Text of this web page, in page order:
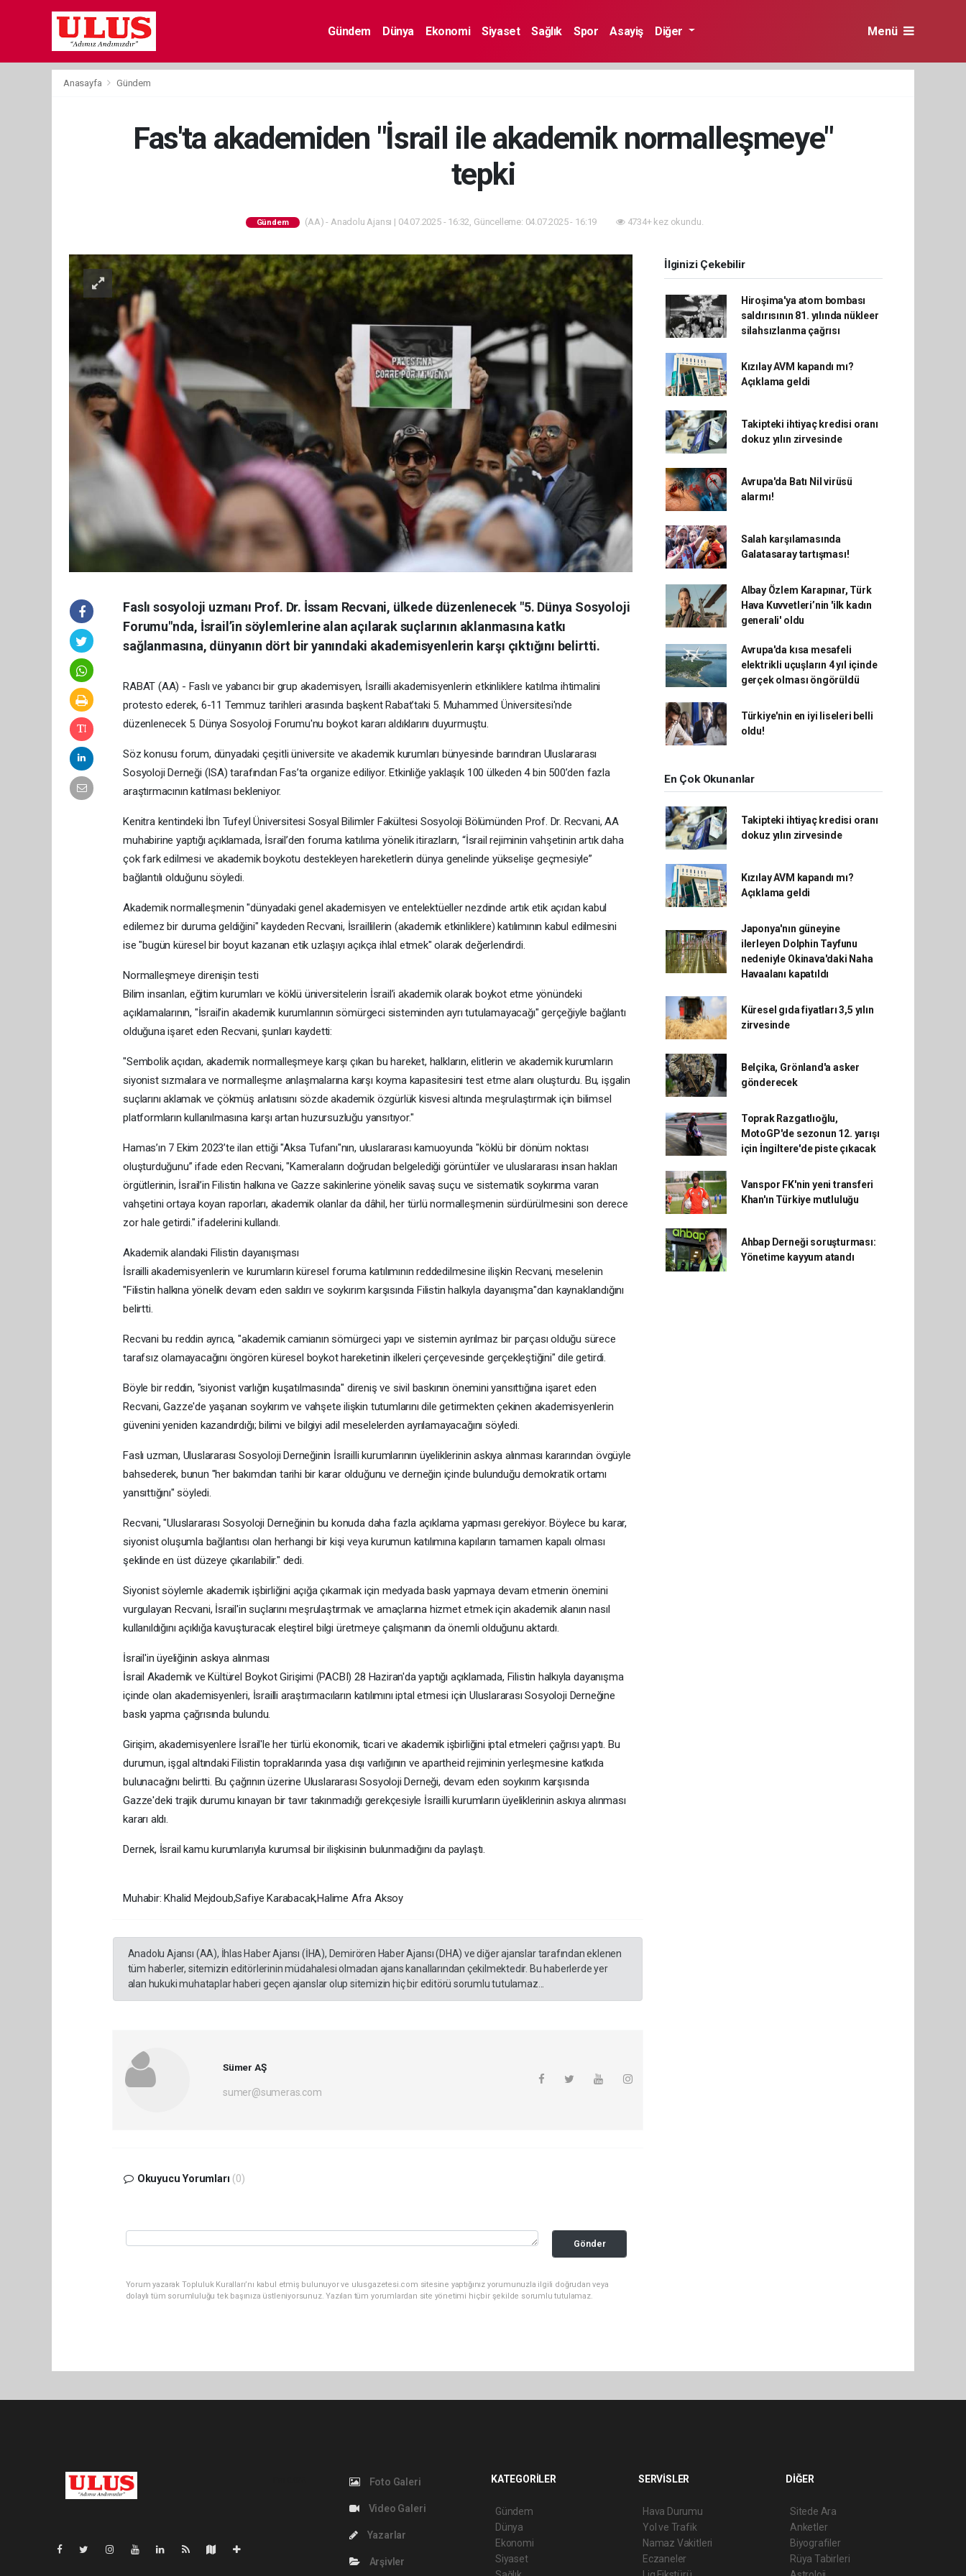
Gündem Dünya Ekonomi Siyaset Sağlık Spor Asayiş Diğer Menü
Anasayfa Gündem
Fas'ta akademiden "İsrail ile akademik normalleşmeye"
tepki
Gündem (AA) - Anadolu Ajansı | 04.07.2025 - 16:32, Güncelleme: 04.07.2025 - 16:19 4734+ kez okundu.
Faslı sosyoloji uzmanı Prof. Dr. İssam Recvani, ülkede düzenlenecek "5. Dünya Sosyoloji
Forumu"nda, İsrail’in söylemlerine alan açılarak suçlarının aklanmasına katkı
sağlanmasına, dünyanın dört bir yanındaki akademisyenlerin karşı çıktığını belirtti.
RABAT (AA) - Faslı ve yabancı bir grup akademisyen, İsrailli akademisyenlerin etkinliklere katılma ihtimalini
protesto ederek, 6-11 Temmuz tarihleri arasında başkent Rabat’taki 5. Muhammed Üniversitesi'nde
düzenlenecek 5. Dünya Sosyoloji Forumu'nu boykot kararı aldıklarını duyurmuştu.
Söz konusu forum, dünyadaki çeşitli üniversite ve akademik kurumları bünyesinde barındıran Uluslararası
Sosyoloji Derneği (ISA) tarafından Fas’ta organize ediliyor. Etkinliğe yaklaşık 100 ülkeden 4 bin 500’den fazla
araştırmacının katılması bekleniyor.
Kenitra kentindeki İbn Tufeyl Üniversitesi Sosyal Bilimler Fakültesi Sosyoloji Bölümünden Prof. Dr. Recvani, AA
muhabirine yaptığı açıklamada, İsrail’den foruma katılıma yönelik itirazların, “İsrail rejiminin vahşetinin artık daha
çok fark edilmesi ve akademik boykotu destekleyen hareketlerin dünya genelinde yükselişe geçmesiyle”
bağlantılı olduğunu söyledi.
Akademik normalleşmenin "dünyadaki genel akademisyen ve entelektüeller nezdinde artık etik açıdan kabul
edilemez bir duruma geldiğini" kaydeden Recvani, İsraillilerin (akademik etkinliklere) katılımının kabul edilmesini
ise "bugün küresel bir boyut kazanan etik uzlaşıyı açıkça ihlal etmek" olarak değerlendirdi.
Normalleşmeye direnişin testi
Bilim insanları, eğitim kurumları ve köklü üniversitelerin İsrail’i akademik olarak boykot etme yönündeki
açıklamalarının, "İsrail’in akademik kurumlarının sömürgeci sisteminden ayrı tutulamayacağı" gerçeğiyle bağlantı
olduğuna işaret eden Recvani, şunları kaydetti:
"Sembolik açıdan, akademik normalleşmeye karşı çıkan bu hareket, halkların, elitlerin ve akademik kurumların
siyonist sızmalara ve normalleşme anlaşmalarına karşı koyma kapasitesini test etme alanı oluşturdu. Bu, işgalin
suçlarını aklamak ve çökmüş anlatısını sözde akademik özgürlük kisvesi altında meşrulaştırmak için bilimsel
platformların kullanılmasına karşı artan huzursuzluğu yansıtıyor."
Hamas’ın 7 Ekim 2023’te ilan ettiği "Aksa Tufanı"nın, uluslararası kamuoyunda "köklü bir dönüm noktası
oluşturduğunu” ifade eden Recvani, "Kameraların doğrudan belgelediği görüntüler ve uluslararası insan hakları
örgütlerinin, İsrail’in Filistin halkına ve Gazze sakinlerine yönelik savaş suçu ve sistematik soykırıma varan
vahşetini ortaya koyan raporları, akademik olanlar da dâhil, her türlü normalleşmenin sürdürülmesini son derece
zor hale getirdi." ifadelerini kullandı.
Akademik alandaki Filistin dayanışması
İsrailli akademisyenlerin ve kurumların küresel foruma katılımının reddedilmesine ilişkin Recvani, meselenin
"Filistin halkına yönelik devam eden saldırı ve soykırım karşısında Filistin halkıyla dayanışma"dan kaynaklandığını
belirtti.
Recvani bu reddin ayrıca, "akademik camianın sömürgeci yapı ve sistemin ayrılmaz bir parçası olduğu sürece
tarafsız olamayacağını öngören küresel boykot hareketinin ilkeleri çerçevesinde gerçekleştiğini" dile getirdi.
Böyle bir reddin, "siyonist varlığın kuşatılmasında" direniş ve sivil baskının önemini yansıttığına işaret eden
Recvani, Gazze'de yaşanan soykırım ve vahşete ilişkin tutumlarını dile getirmekten çekinen akademisyenlerin
güvenini yeniden kazandırdığı; bilimi ve bilgiyi adil meselelerden ayrılamayacağını söyledi.
Faslı uzman, Uluslararası Sosyoloji Derneğinin İsrailli kurumlarının üyeliklerinin askıya alınması kararından övgüyle
bahsederek, bunun "her bakımdan tarihi bir karar olduğunu ve derneğin içinde bulunduğu demokratik ortamı
yansıttığını" söyledi.
Recvani, "Uluslararası Sosyoloji Derneğinin bu konuda daha fazla açıklama yapması gerekiyor. Böylece bu karar,
siyonist oluşumla bağlantısı olan herhangi bir kişi veya kurumun katılımına kapıların tamamen kapalı olması
şeklinde en üst düzeye çıkarılabilir." dedi.
Siyonist söylemle akademik işbirliğini açığa çıkarmak için medyada baskı yapmaya devam etmenin önemini
vurgulayan Recvani, İsrail'in suçlarını meşrulaştırmak ve amaçlarına hizmet etmek için akademik alanın nasıl
kullanıldığını açıklığa kavuşturacak eleştirel bilgi üretmeye çalışmanın da önemli olduğunu aktardı.
İsrail'in üyeliğinin askıya alınması
İsrail Akademik ve Kültürel Boykot Girişimi (PACBI) 28 Haziran'da yaptığı açıklamada, Filistin halkıyla dayanışma
içinde olan akademisyenleri, İsrailli araştırmacıların katılımını iptal etmesi için Uluslararası Sosyoloji Derneğine
baskı yapma çağrısında bulundu.
Girişim, akademisyenlere İsrail'le her türlü ekonomik, ticari ve akademik işbirliğini iptal etmeleri çağrısı yaptı. Bu
durumun, işgal altındaki Filistin topraklarında yasa dışı varlığının ve apartheid rejiminin yerleşmesine katkıda
bulunacağını belirtti. Bu çağrının üzerine Uluslararası Sosyoloji Derneği, devam eden soykırım karşısında
Gazze'deki trajik durumu kınayan bir tavır takınmadığı gerekçesiyle İsrailli kurumların üyeliklerinin askıya alınması
kararı aldı.
Dernek, İsrail kamu kurumlarıyla kurumsal bir ilişkisinin bulunmadığını da paylaştı.
Muhabir: Khalid Mejdoub,Safiye Karabacak,Halime Afra Aksoy
Anadolu Ajansı (AA), İhlas Haber Ajansı (İHA), Demirören Haber Ajansı (DHA) ve diğer ajanslar tarafından eklenen
tüm haberler, sitemizin editörlerinin müdahalesi olmadan ajans kanallarından çekilmektedir. Bu haberlerde yer
alan hukuki muhataplar haberi geçen ajanslar olup sitemizin hiç bir editörü sorumlu tutulamaz...
Sümer AŞ
sumer@sumeras.com
Okuyucu Yorumları (0)
Gönder
Yorum yazarak Topluluk Kuralları’nı kabul etmiş bulunuyor ve ulusgazetesi.com sitesine yaptığınız yorumunuzla ilgili doğrudan veya
dolaylı tüm sorumluluğu tek başınıza üstleniyorsunuz. Yazılan tüm yorumlardan site yönetimi hiçbir şekilde sorumlu tutulamaz.
İlginizi Çekebilir
Hiroşima'ya atom bombası
saldırısının 81. yılında nükleer
silahsızlanma çağrısı
Kızılay AVM kapandı mı?
Açıklama geldi
Takipteki ihtiyaç kredisi oranı
dokuz yılın zirvesinde
Avrupa'da Batı Nil virüsü
alarmı!
Salah karşılamasında
Galatasaray tartışması!
Albay Özlem Karapınar, Türk
Hava Kuvvetleri’nin 'ilk kadın
generali' oldu
Avrupa'da kısa mesafeli
elektrikli uçuşların 4 yıl içinde
gerçek olması öngörüldü
Türkiye'nin en iyi liseleri belli
oldu!
En Çok Okunanlar
Takipteki ihtiyaç kredisi oranı
dokuz yılın zirvesinde
Kızılay AVM kapandı mı?
Açıklama geldi
Japonya'nın güneyine
ilerleyen Dolphin Tayfunu
nedeniyle Okinava'daki Naha
Havaalanı kapatıldı
Küresel gıda fiyatları 3,5 yılın
zirvesinde
Belçika, Grönland'a asker
gönderecek
Toprak Razgatlıoğlu,
MotoGP'de sezonun 12. yarışı
için İngiltere'de piste çıkacak
Vanspor FK'nin yeni transferi
Khan'ın Türkiye mutluluğu
Ahbap Derneği soruşturması:
Yönetime kayyum atandı
Foto Galeri
Video Galeri
Yazarlar
Arşivler
KATEGORİLER
Gündem
Dünya
Ekonomi
Siyaset
SERVİSLER
Hava Durumu
Yol ve Trafik
Namaz Vakitleri
Eczaneler
DİĞER
Sitede Ara
Anketler
Biyografiler
Rüya Tabirleri